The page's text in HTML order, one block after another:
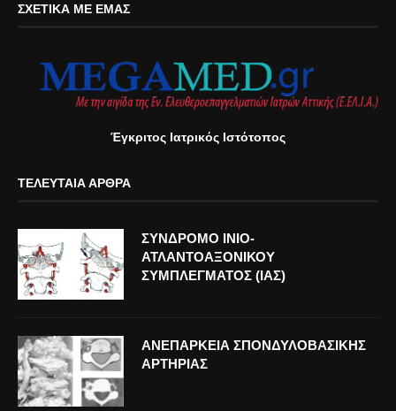
ΣΧΕΤΙΚΆ ΜΕ ΕΜΆΣ
Έγκριτος Ιατρικός Ιστότοπος
ΤΕΛΕΥΤΑΊΑ ΆΡΘΡΑ
ΣΥΝΔΡΟΜΟ ΙΝΙΟ-
ΑΤΛΑΝΤΟΑΞΟΝΙΚΟΥ
ΣΥΜΠΛΕΓΜΑΤΟΣ (ΙΑΣ)
ΑΝΕΠΑΡΚΕΙΑ ΣΠΟΝΔΥΛΟΒΑΣΙΚΗΣ
ΑΡΤΗΡΙΑΣ